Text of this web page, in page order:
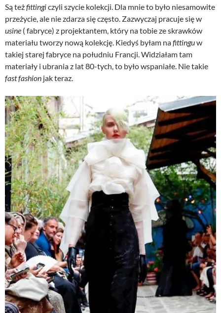
Są teżfittingiczyli szycie kolekcji. Dla mnie to było niesamowite
przeżycie, ale nie zdarza się często. Zazwyczaj pracuje się w
usine ( fabryce) z projektantem, który na tobie ze skrawków
materiału tworzy nową kolekcję. Kiedyś byłam nafittinguw
takiej starej fabryce na południu Francji. Widziałam tam
materiały i ubrania z lat 80-tych, to było wspaniałe. Nie takie
fast fashion jak teraz.